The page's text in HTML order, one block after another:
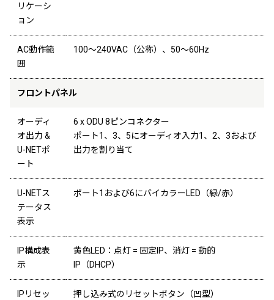
リケーシ
ョン
AC動作範
囲
100〜240VAC（公称）、50〜60Hz
フロントパネル
オーディ
オ出力 &
U-NETポ
ート
6 x ODU 8ピンコネクター
ポート1、3、5にオーディオ入力1、2、3および
出力を割り当て
U-NETス
テータス
表示
ポート1および6にバイカラーLED（緑/赤）
IP構成表
示
黄色LED：点灯 = 固定IP、消灯 = 動的
IP（DHCP）
IPリセッ 押し込み式のリセットボタン（凹型）